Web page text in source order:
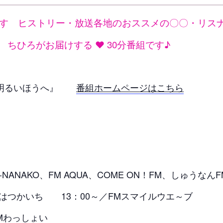
ゞヒストリー・放送各地のおススメの〇〇・リス
ちひろがお届けする ❤ 30分番組です♪
るいほうへ』 番組ホームページはこちら
、FM AQUA、COME ON！FM、しゅうなん
ち 13：00～／FMスマイルウエ～ブ
っしょい